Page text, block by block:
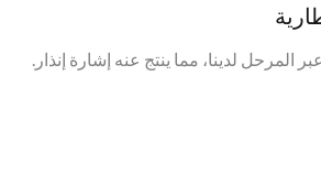
المرحل لدينا، مما ينتج عنه إشارة إنذار.